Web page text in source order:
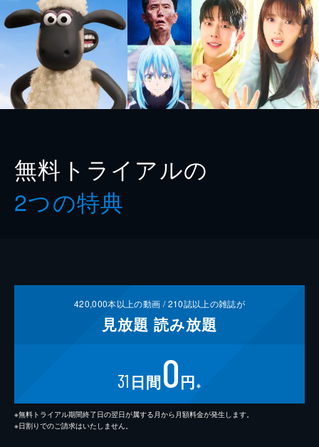
無料トライアルの
2つの特典
420,000本以上の動画 /210誌以上の雑誌が
見放題 読み放題
31 日間0円 ※
※無料トライアル期間終了日の翌日が属する月から月額料金が発生します。
※日割りでのご請求はいたしません。